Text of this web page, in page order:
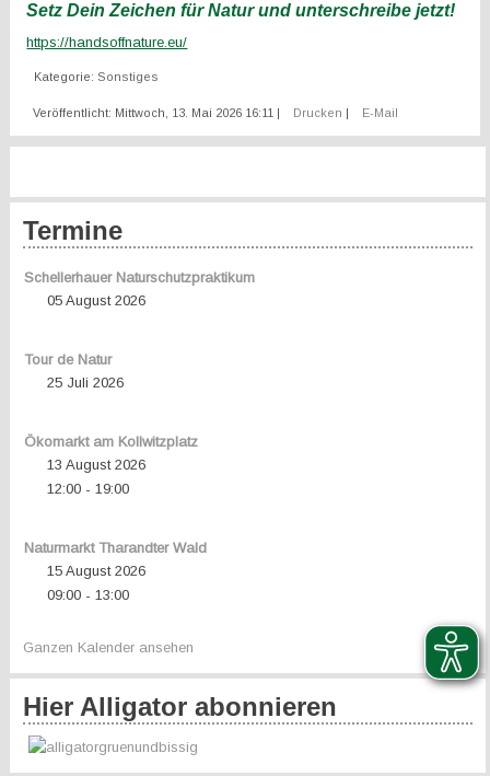
Setz Dein Zeichen für Natur und unterschreibe jetzt!
https://handsoffnature.eu/
Kategorie:Sonstiges
Veröffentlicht: Mittwoch, 13. Mai 2026 16:11 | Drucken | E-Mail
Termine
Schellerhauer Naturschutzpraktikum
05 August 2026
Tour de Natur
25 Juli 2026
Ökomarkt am Kollwitzplatz
13 August 2026
12:00- 19:00
Naturmarkt Tharandter Wald
15 August 2026
09:00- 13:00
Ganzen Kalender ansehen
Hier Alligator abonnieren